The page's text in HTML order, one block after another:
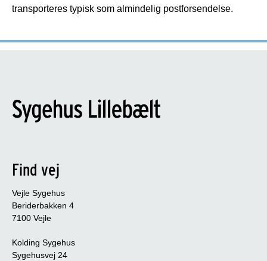
transporteres typisk som almindelig postforsendelse.
Find vej
Vejle Sygehus
Beriderbakken 4
7100 Vejle
Kolding Sygehus
Sygehusvej 24